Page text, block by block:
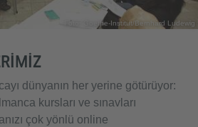
Foto: Goethe-Institut/Bernhard Ludewig
dünyanın her yerine götürüyor:
kursları ve sınavları
çok yönlü online